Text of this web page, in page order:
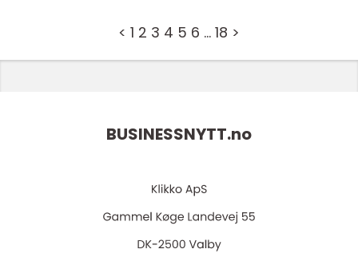
< 1 2 3 4 5 6 … 18 >
BUSINESSNYTT.no